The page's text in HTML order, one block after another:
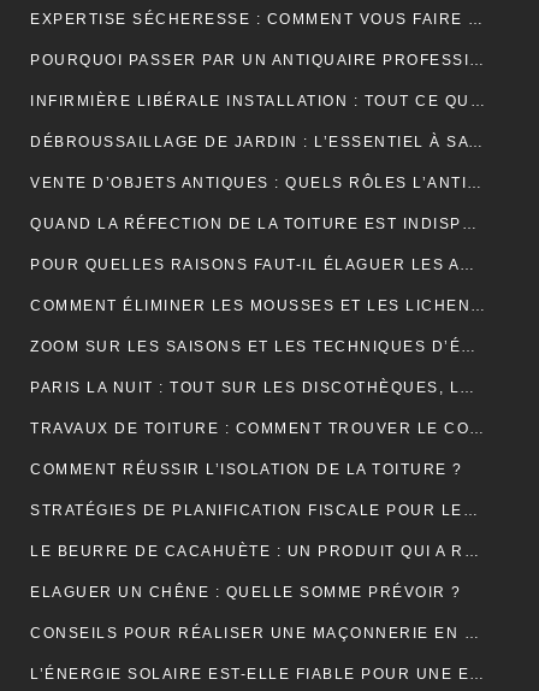
EXPERTISE SÉCHERESSE : COMMENT VOUS FAIRE INDEMNISER PAR VOTRE ASSURANCE HABITATION ?
POURQUOI PASSER PAR UN ANTIQUAIRE PROFESSIONNEL ?
INFIRMIÈRE LIBÉRALE INSTALLATION : TOUT CE QUE VOUS DEVEZ SAVOIR
DÉBROUSSAILLAGE DE JARDIN : L’ESSENTIEL À SAVOIR SUR CETTE OPÉRATION
VENTE D’OBJETS ANTIQUES : QUELS RÔLES L’ANTIQUAIRE ASSURE-T-IL ?
QUAND LA RÉFECTION DE LA TOITURE EST INDISPENSABLE?
POUR QUELLES RAISONS FAUT-IL ÉLAGUER LES ARBUSTES ET LES ARBRES ?
COMMENT ÉLIMINER LES MOUSSES ET LES LICHENS ACCUMULÉS SUR LE TOIT ?
ZOOM SUR LES SAISONS ET LES TECHNIQUES D’ÉLAGAGE D’ARBRE
PARIS LA NUIT : TOUT SUR LES DISCOTHÈQUES, LES BARS ET LA VIE NOCTURNE
TRAVAUX DE TOITURE : COMMENT TROUVER LE COUVREUR IDÉAL?
COMMENT RÉUSSIR L’ISOLATION DE LA TOITURE ?
STRATÉGIES DE PLANIFICATION FISCALE POUR LES PETITES ET MOYENNES ENTREPRISES
LE BEURRE DE CACAHUÈTE : UN PRODUIT QUI A RÉSISTÉ À TOUTES LES GÉNÉRATIONS
ELAGUER UN CHÊNE : QUELLE SOMME PRÉVOIR ?
CONSEILS POUR RÉALISER UNE MAÇONNERIE EN BRIQUES OU EN PARPAINGS
L’ÉNERGIE SOLAIRE EST-ELLE FIABLE POUR UNE ENTREPRISE ?